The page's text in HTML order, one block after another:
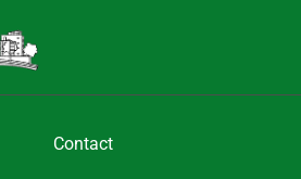
Contact